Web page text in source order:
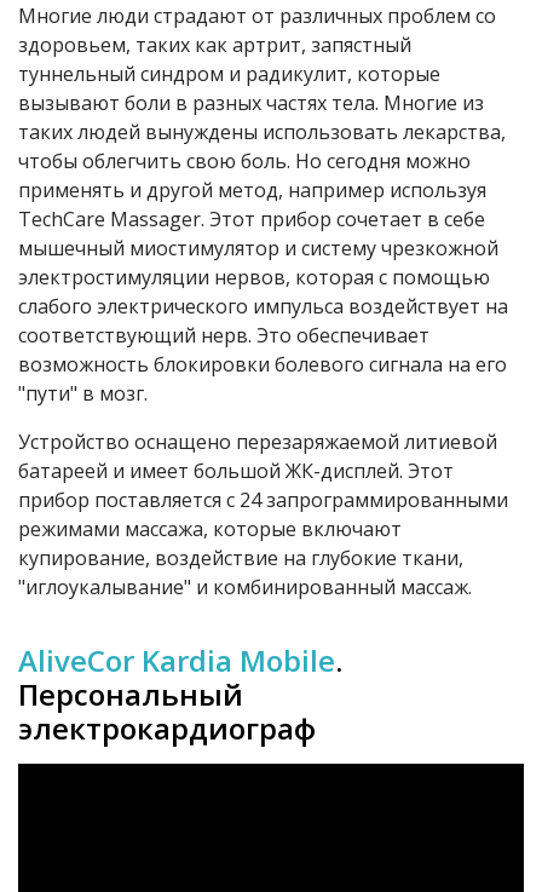
Многие люди страдают от различных проблем со
здоровьем, таких как артрит, запястный
туннельный синдром и радикулит, которые
вызывают боли в разных частях тела. Многие из
таких людей вынуждены использовать лекарства,
чтобы облегчить свою боль. Но сегодня можно
применять и другой метод, например используя
TechCare Massager. Этот прибор сочетает в себе
мышечный миостимулятор и систему чрезкожной
электростимуляции нервов, которая с помощью
слабого электрического импульса воздействует на
соответствующий нерв. Это обеспечивает
возможность блокировки болевого сигнала на его
"пути" в мозг.
Устройство оснащено перезаряжаемой литиевой
батареей и имеет большой ЖК-дисплей. Этот
прибор поставляется с 24 запрограммированными
режимами массажа, которые включают
купирование, воздействие на глубокие ткани,
"иглоукалывание" и комбинированный массаж.
AliveCor Kardia Mobile.
Персональный
электрокардиограф